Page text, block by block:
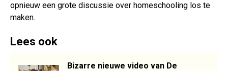
opnieuw een grote discussie over homeschooling los te
maken.
Lees ook
Bizarre nieuwe video van De